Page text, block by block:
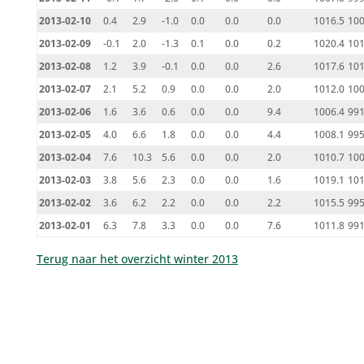
2013-02-10
0.4 2.9 -1.0 0.0 0.0 0.0 1016.5
2013-02-09
-0.1 2.0 -1.3 0.1 0.0 0.2 1020.4
2013-02-08
1.2 3.9 -0.1 0.0 0.0 2.6 1017.6
2013-02-07
2.1 5.2 0.9 0.0 0.0 2.0 1012.0
2013-02-06
1.6 3.6 0.6 0.0 0.0 9.4 1006.4
2013-02-05
4.0 6.6 1.8 0.0 0.0 4.4 1008.1
2013-02-04
7.6 10.3 5.6 0.0 0.0 2.0 1010.7
2013-02-03
3.8 5.6 2.3 0.0 0.0 1.6 1019.1
2013-02-02
3.6 6.2 2.2 0.0 0.0 2.2 1015.5
2013-02-01
6.3 7.8 3.3 0.0 0.0 7.6 1011.8
Terug naar het overzicht winter 2013